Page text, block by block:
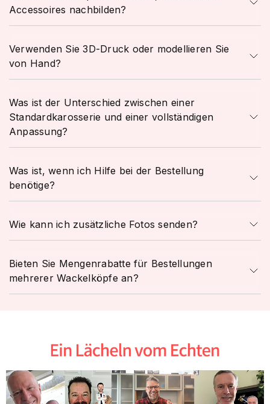
Accessoires nachbilden?
Verwenden Sie 3D-Druck oder modellieren Sie
von Hand?
Was ist der Unterschied zwischen einer
Standardkarosserie und einer vollständigen
Anpassung?
Was ist, wenn ich Hilfe bei der Bestellung
benötige?
Wie kann ich zusätzliche Fotos senden?
Bieten Sie Mengenrabatte für Bestellungen
mehrerer Wackelköpfe an?